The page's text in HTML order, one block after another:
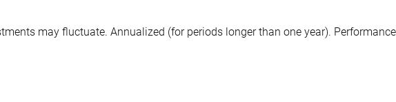
may fluctuate. Annualized (for periods longer than one year).